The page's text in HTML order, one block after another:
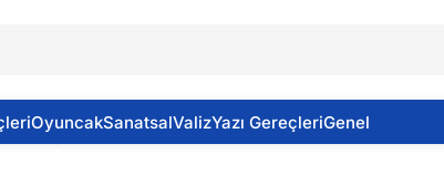
OyuncakSanatsalValizYazı GereçleriGenel
Kuş Sesli